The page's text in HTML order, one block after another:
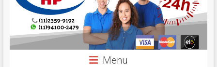
Prime
Menu